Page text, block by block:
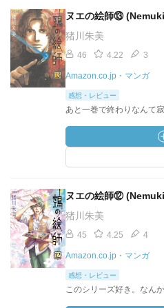
ヌエの絵師⑬
猪川朱美
46 4.22 3
Amazon.co.jp・マンガ
感想・レビュー
あと一巻で終わりなんて
ヌエの絵師⑫
猪川朱美
45 4.25 4
Amazon.co.jp・マンガ
感想・レビュー
このシリーズ好き。なん